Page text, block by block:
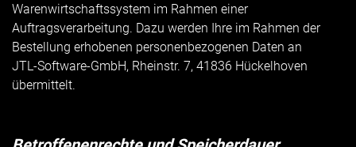
Warenwirtschaftssystem im Rahmen einer
Auftragsverarbeitung. Dazu werden Ihre im Rahmen der
Bestellung erhobenen personenbezogenen Daten an
JTL-Software-GmbH, Rheinstr. 7, 41836 Hückelhoven
übermittelt.